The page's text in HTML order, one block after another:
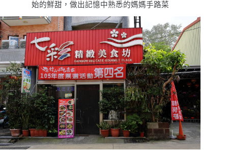
始的鮮甜，做出記憶中熟悉的媽媽手路菜